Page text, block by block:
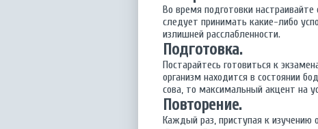
Во время подготовки
следует принимать какие-либо
излишней расслабленности.
Подготовка.
Постарайтесь готовиться к
организм находится в состоянии
сова, то максимальный акцент на
Повторение.
Каждый раз, приступая к изучению